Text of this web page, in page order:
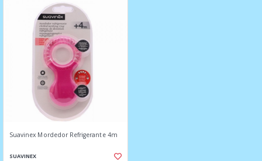
Suavinex Mordedor Refrigerante 4m
SUAVINEX